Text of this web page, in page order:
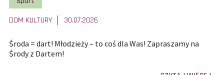
artykułu:
DOM KULTURY
30.07.2026
Środa = dart! Młodzieży – to coś dla Was! Zapraszamy na
Środy z Dartem!